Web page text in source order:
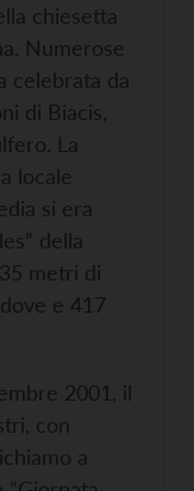
chiesetta
Numerose
celebrata da
di Biacis,
La
locale
si era
della
metri di
e 417
2001, il
con
a